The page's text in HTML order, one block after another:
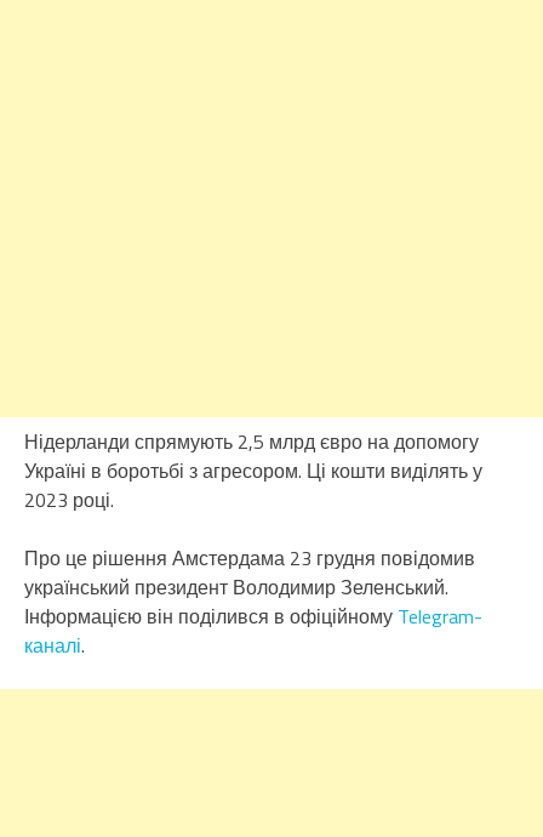
Нідерланди спрямують 2,5 млрд євро на допомогу
Україні в боротьбі з агресором. Ці кошти виділять у
2023 році.
Про це рішення Амстердама 23 грудня повідомив
український президент Володимир Зеленський.
Інформацією він поділився в офіційному Telegram-
каналі.